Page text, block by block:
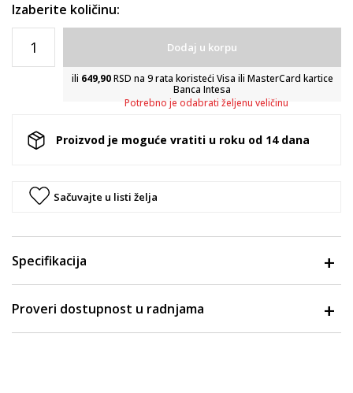
Izaberite količinu:
Dodaj u korpu
ili 649,90RSD na 9 rata koristeći Visa ili MasterCard kartice
Banca Intesa
Potrebno je odabrati željenu veličinu
Proizvod je moguće vratiti u roku od 14 dana
Sačuvajte u listi želja
Specifikacija
Proveri dostupnost u radnjama